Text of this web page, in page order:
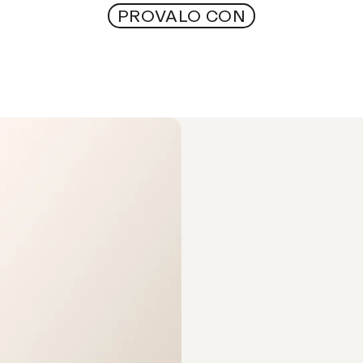
ed elimina gli odori nella doccia.
nella rete, smaltire gli ingredienti e riciclare la capsula.
PROVALO CON
Aggiungi al carrello